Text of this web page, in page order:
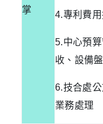
掌
4.專利費
5.中心預
收、設備
6.技合處
業務處理